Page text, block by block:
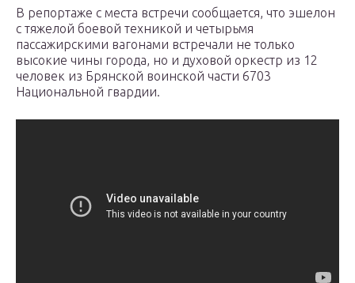
В репортаже с места встречи сообщается, что эшелон
с тяжелой боевой техникой и четырьмя
пассажирскими вагонами встречали не только
высокие чины города, но и духовой оркестр из 12
человек из Брянской воинской части 6703
Национальной гвардии.